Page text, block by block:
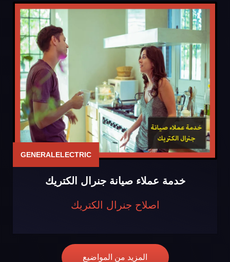
GENERALELECTRIC
خدمة عملاء صيانة جنرال الكتريك
اصلاح جنرال الكتريك
المزيد من المواضيع